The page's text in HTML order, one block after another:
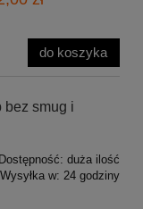
do koszyka
bez smug i
Dostępność: duża ilość
Wysyłka w: 24 godziny